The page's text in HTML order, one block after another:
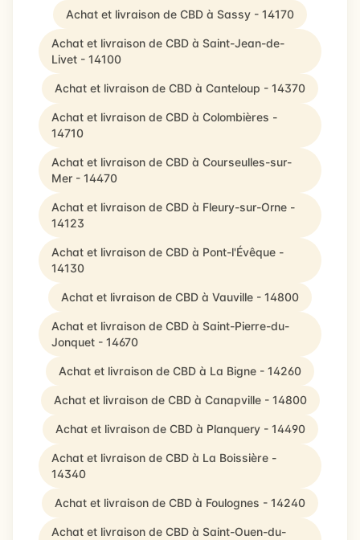
Achat et livraison de CBD à Sassy - 14170
Achat et livraison de CBD à Saint-Jean-de-
Livet - 14100
Achat et livraison de CBD à Canteloup - 14370
Achat et livraison de CBD à Colombières -
14710
Achat et livraison de CBD à Courseulles-sur-
Mer - 14470
Achat et livraison de CBD à Fleury-sur-Orne -
14123
Achat et livraison de CBD à Pont-l'Évêque -
14130
Achat et livraison de CBD à Vauville - 14800
Achat et livraison de CBD à Saint-Pierre-du-
Jonquet - 14670
Achat et livraison de CBD à La Bigne - 14260
Achat et livraison de CBD à Canapville - 14800
Achat et livraison de CBD à Planquery - 14490
Achat et livraison de CBD à La Boissière -
14340
Achat et livraison de CBD à Foulognes - 14240
Achat et livraison de CBD à Saint-Ouen-du-